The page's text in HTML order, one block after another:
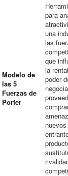
Modelo de
las 5
Fuerzas de
Porter
para
una
las
que
la
poder
nuevos